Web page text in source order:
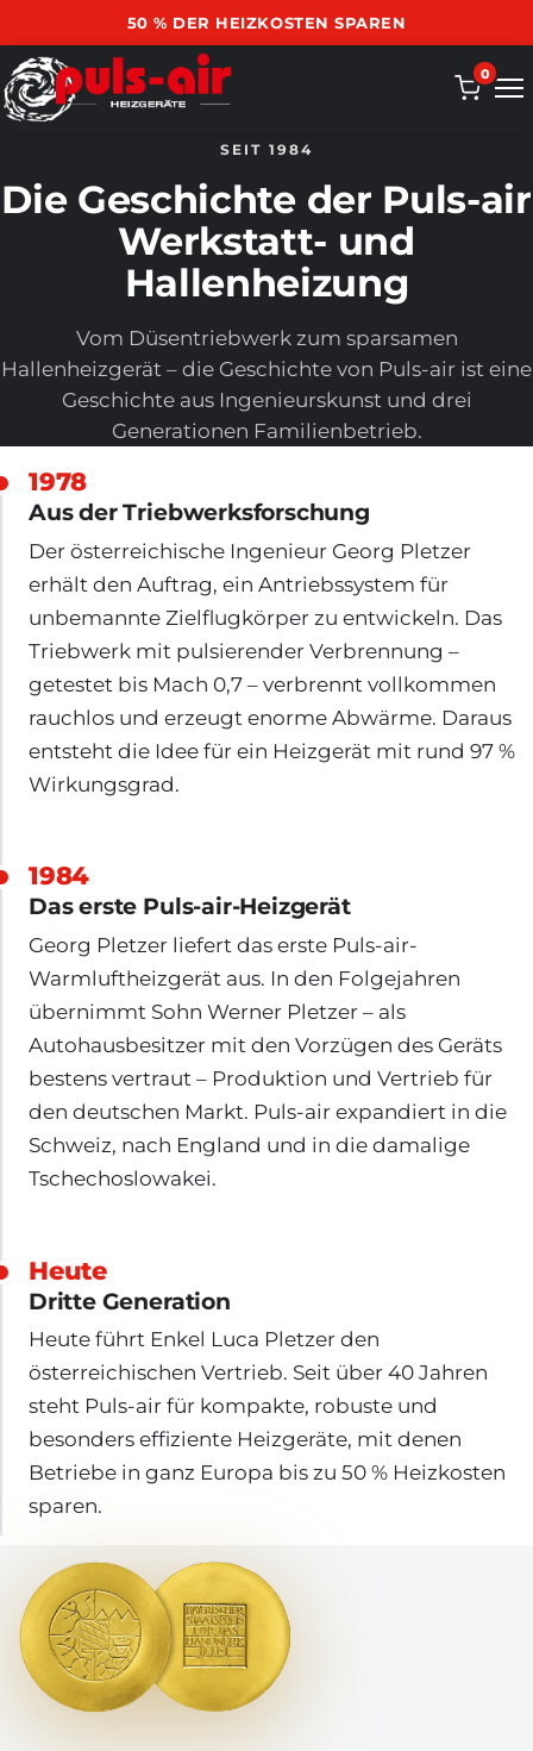
50 % DER HEIZKOSTEN SPAREN
0
SEIT 1984
Die Geschichte der Puls-air
Werkstatt- und
Hallenheizung
Vom Düsentriebwerk zum sparsamen
Hallenheizgerät – die Geschichte von Puls-air ist eine
Geschichte aus Ingenieurskunst und drei
Generationen Familienbetrieb.
1978
Aus der Triebwerksforschung
Der österreichische Ingenieur Georg Pletzer
erhält den Auftrag, ein Antriebssystem für
unbemannte Zielflugkörper zu entwickeln. Das
Triebwerk mit pulsierender Verbrennung –
getestet bis Mach 0,7 – verbrennt vollkommen
rauchlos und erzeugt enorme Abwärme. Daraus
entsteht die Idee für ein Heizgerät mit rund 97 %
Wirkungsgrad.
1984
Das erste Puls-air-Heizgerät
Georg Pletzer liefert das erste Puls-air-
Warmluftheizgerät aus. In den Folgejahren
übernimmt Sohn Werner Pletzer – als
Autohausbesitzer mit den Vorzügen des Geräts
bestens vertraut – Produktion und Vertrieb für
den deutschen Markt. Puls-air expandiert in die
Schweiz, nach England und in die damalige
Tschechoslowakei.
Heute
Dritte Generation
Heute führt Enkel Luca Pletzer den
österreichischen Vertrieb. Seit über 40 Jahren
steht Puls-air für kompakte, robuste und
besonders effiziente Heizgeräte, mit denen
Betriebe in ganz Europa bis zu 50 % Heizkosten
sparen.